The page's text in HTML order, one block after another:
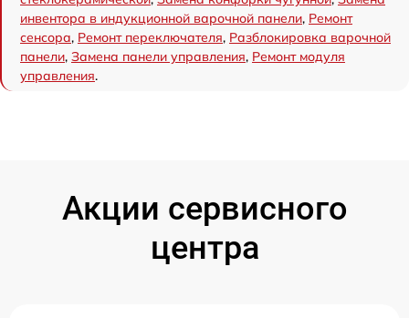
инвентора в индукционной варочной панели, Ремонт
сенсора, Ремонт переключателя, Разблокировка варочной
панели, Замена панели управления, Ремонт модуля
управления.
Акции сервисного
центра